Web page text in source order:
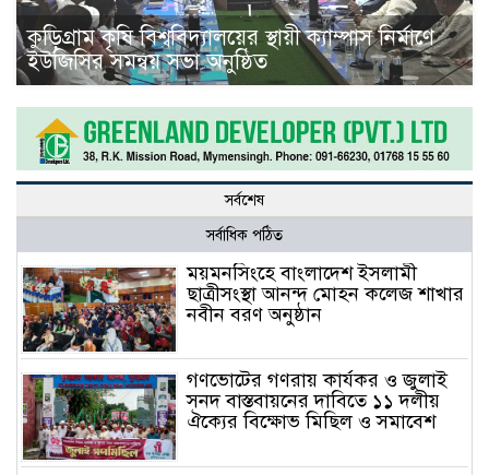
কুড়িগ্রাম কৃষি বিশ্ববিদ্যালয়ের স্থায়ী ক্যাম্পাস নির্মাণে
ইউজিসির সমন্বয় সভা অনুষ্ঠিত
সর্বশেষ
সর্বাধিক পঠিত
ময়মনসিংহে বাংলাদেশ ইসলামী
ছাত্রীসংস্থা আনন্দ মোহন কলেজ শাখার
নবীন বরণ অনুষ্ঠান
গণভোটের গণরায় কার্যকর ও জুলাই
সনদ বাস্তবায়নের দাবিতে ১১ দলীয়
ঐক্যের বিক্ষোভ মিছিল ও সমাবেশ